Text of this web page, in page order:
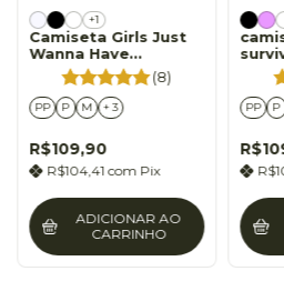
+1
Camiseta Girls Just
Wanna Have
Fundamental Human
Rights
(8)
PP P M + 3
R$109,90
R$104,41 com Pix
ADICIONAR AO
CARRINHO
PP P